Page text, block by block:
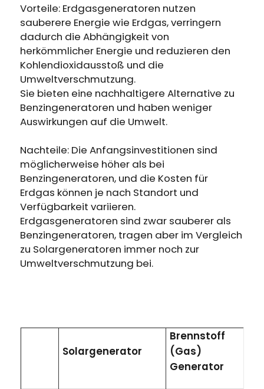
Vorteile: Erdgasgeneratoren nutzen
sauberere Energie wie Erdgas, verringern
dadurch die Abhängigkeit von
herkömmlicher Energie und reduzieren den
Kohlendioxidausstoß und die
Umweltverschmutzung.
Sie bieten eine nachhaltigere Alternative zu
Benzingeneratoren und haben weniger
Auswirkungen auf die Umwelt.
Nachteile: Die Anfangsinvestitionen sind
möglicherweise höher als bei
Benzingeneratoren, und die Kosten für
Erdgas können je nach Standort und
Verfügbarkeit variieren.
Erdgasgeneratoren sind zwar sauberer als
Benzingeneratoren, tragen aber im Vergleich
zu Solargeneratoren immer noch zur
Umweltverschmutzung bei.
Solargenerator
Brennstoff
(Gas)
Generator